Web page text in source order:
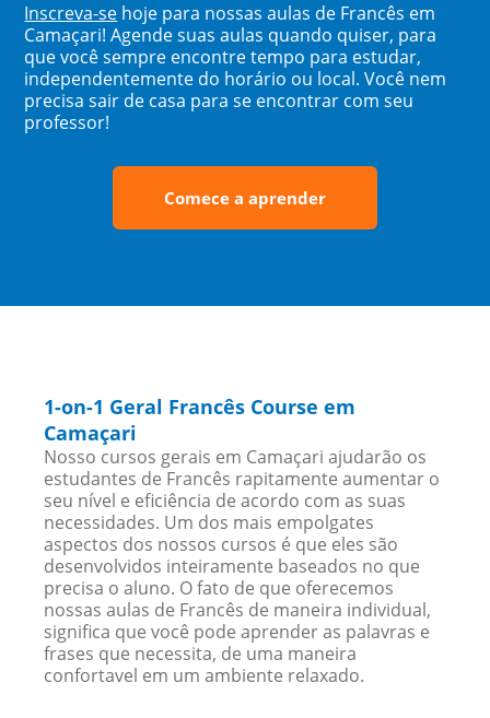
Inscreva-se hoje para nossas aulas de Francês em
Camaçari! Agende suas aulas quando quiser, para
que você sempre encontre tempo para estudar,
independentemente do horário ou local. Você nem
precisa sair de casa para se encontrar com seu
professor!
Comece a aprender
1-on-1 Geral Francês Course em
Camaçari
Nosso cursos gerais em Camaçari ajudarão os
estudantes de Francês rapitamente aumentar o
seu nível e eficiência de acordo com as suas
necessidades. Um dos mais empolgates
aspectos dos nossos cursos é que eles são
desenvolvidos inteiramente baseados no que
precisa o aluno. O fato de que oferecemos
nossas aulas de Francês de maneira individual,
significa que você pode aprender as palavras e
frases que necessita, de uma maneira
confortavel em um ambiente relaxado.